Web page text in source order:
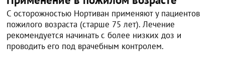
С осторожностью Нортиван применяют у пациентов
пожилого возраста (старше 75 лет). Лечение
рекомендуется начинать с более низких доз и
проводить его под врачебным контролем.